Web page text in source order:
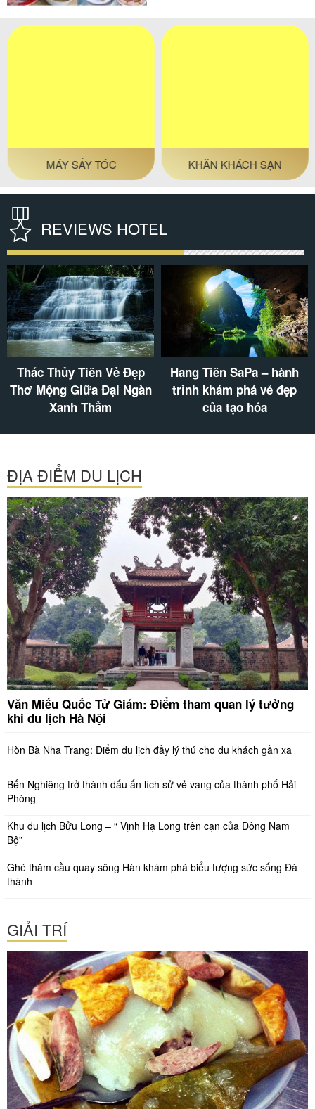
MÁY SẤY TÓC KHĂN KHÁCH SẠN
REVIEWS HOTEL
Thác Thủy Tiên Vẻ Đẹp
Thơ Mộng Giữa Đại Ngàn
Xanh Thẳm
Hang Tiên SaPa – hành
trình khám phá vẻ đẹp
của tạo hóa
ĐỊA ĐIỂM DU LỊCH
Văn Miếu Quốc Tử Giám: Điểm tham quan lý tưởng
khi du lịch Hà Nội
Hòn Bà Nha Trang: Điểm du lịch đầy lý thú cho du khách gần xa
Bến Nghiêng trở thành dấu ấn lích sử vẻ vang của thành phố Hải
Phòng
Khu du lịch Bửu Long – “ Vịnh Hạ Long trên cạn của Đông Nam
Bộ”
Ghé thăm cầu quay sông Hàn khám phá biểu tượng sức sống Đà
thành
GIẢI TRÍ